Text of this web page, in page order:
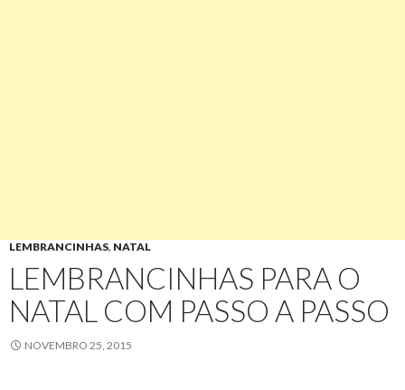
LEMBRANCINHAS, NATAL
LEMBRANCINHAS PARA O
NATAL COM PASSO A PASSO
NOVEMBRO 25, 2015